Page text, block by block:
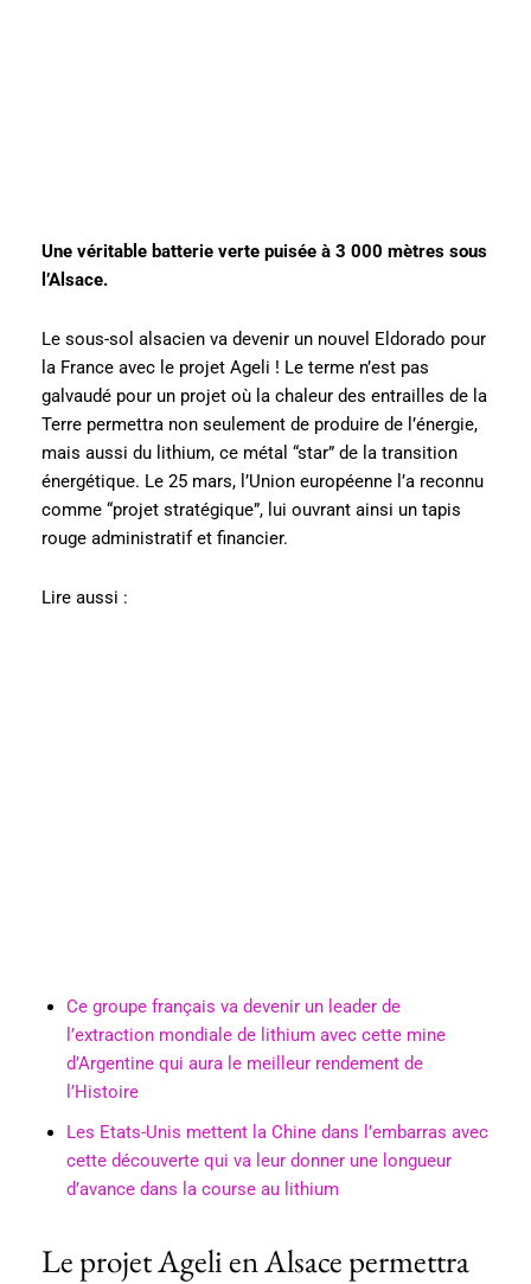
Une véritable batterie verte puisée à 3 000 mètres sous
l’Alsace.
Le sous-sol alsacien va devenir un nouvel Eldorado pour
la France avec le projet Ageli ! Le terme n’est pas
galvaudé pour un projet où la chaleur des entrailles de la
Terre permettra non seulement de produire de l’énergie,
mais aussi du lithium, ce métal “star” de la transition
énergétique. Le 25 mars, l’Union européenne l’a reconnu
comme “projet stratégique”, lui ouvrant ainsi un tapis
rouge administratif et financier.
Lire aussi :
Ce groupe français va devenir un leader de
l’extraction mondiale de lithium avec cette mine
d’Argentine qui aura le meilleur rendement de
l’Histoire
Les Etats-Unis mettent la Chine dans l’embarras avec
cette découverte qui va leur donner une longueur
d’avance dans la course au lithium
Le projet Ageli en Alsace permettra